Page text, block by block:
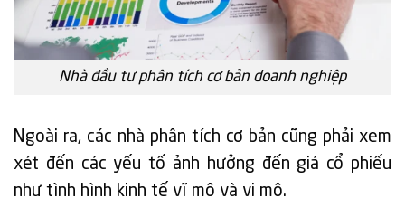
Nhà đầu tư phân tích cơ bản doanh nghiệp
Ngoài ra, các nhà phân tích cơ bản cũng phải xem
xét đến các yếu tố ảnh hưởng đến giá cổ phiếu
như tình hình kinh tế vĩ mô và vi mô.